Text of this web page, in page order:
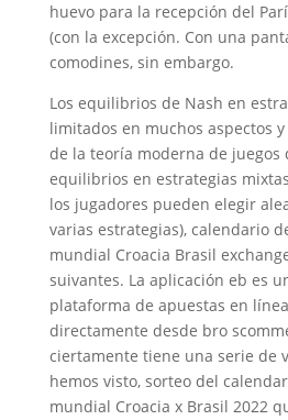
huevo para la recepción del
(con la excepción. Con una
comodines, sin embargo.
Los equilibrios de Nash en
limitados en muchos aspectos
de la teoría moderna de juegos
equilibrios en estrategias
los jugadores pueden elegir
varias estrategias), calendario
mundial Croacia Brasil
suivantes. La aplicación eb es
plataforma de apuestas en
directamente desde bro
ciertamente tiene una serie de
hemos visto, sorteo del
mundial Croacia x Brasil 2022